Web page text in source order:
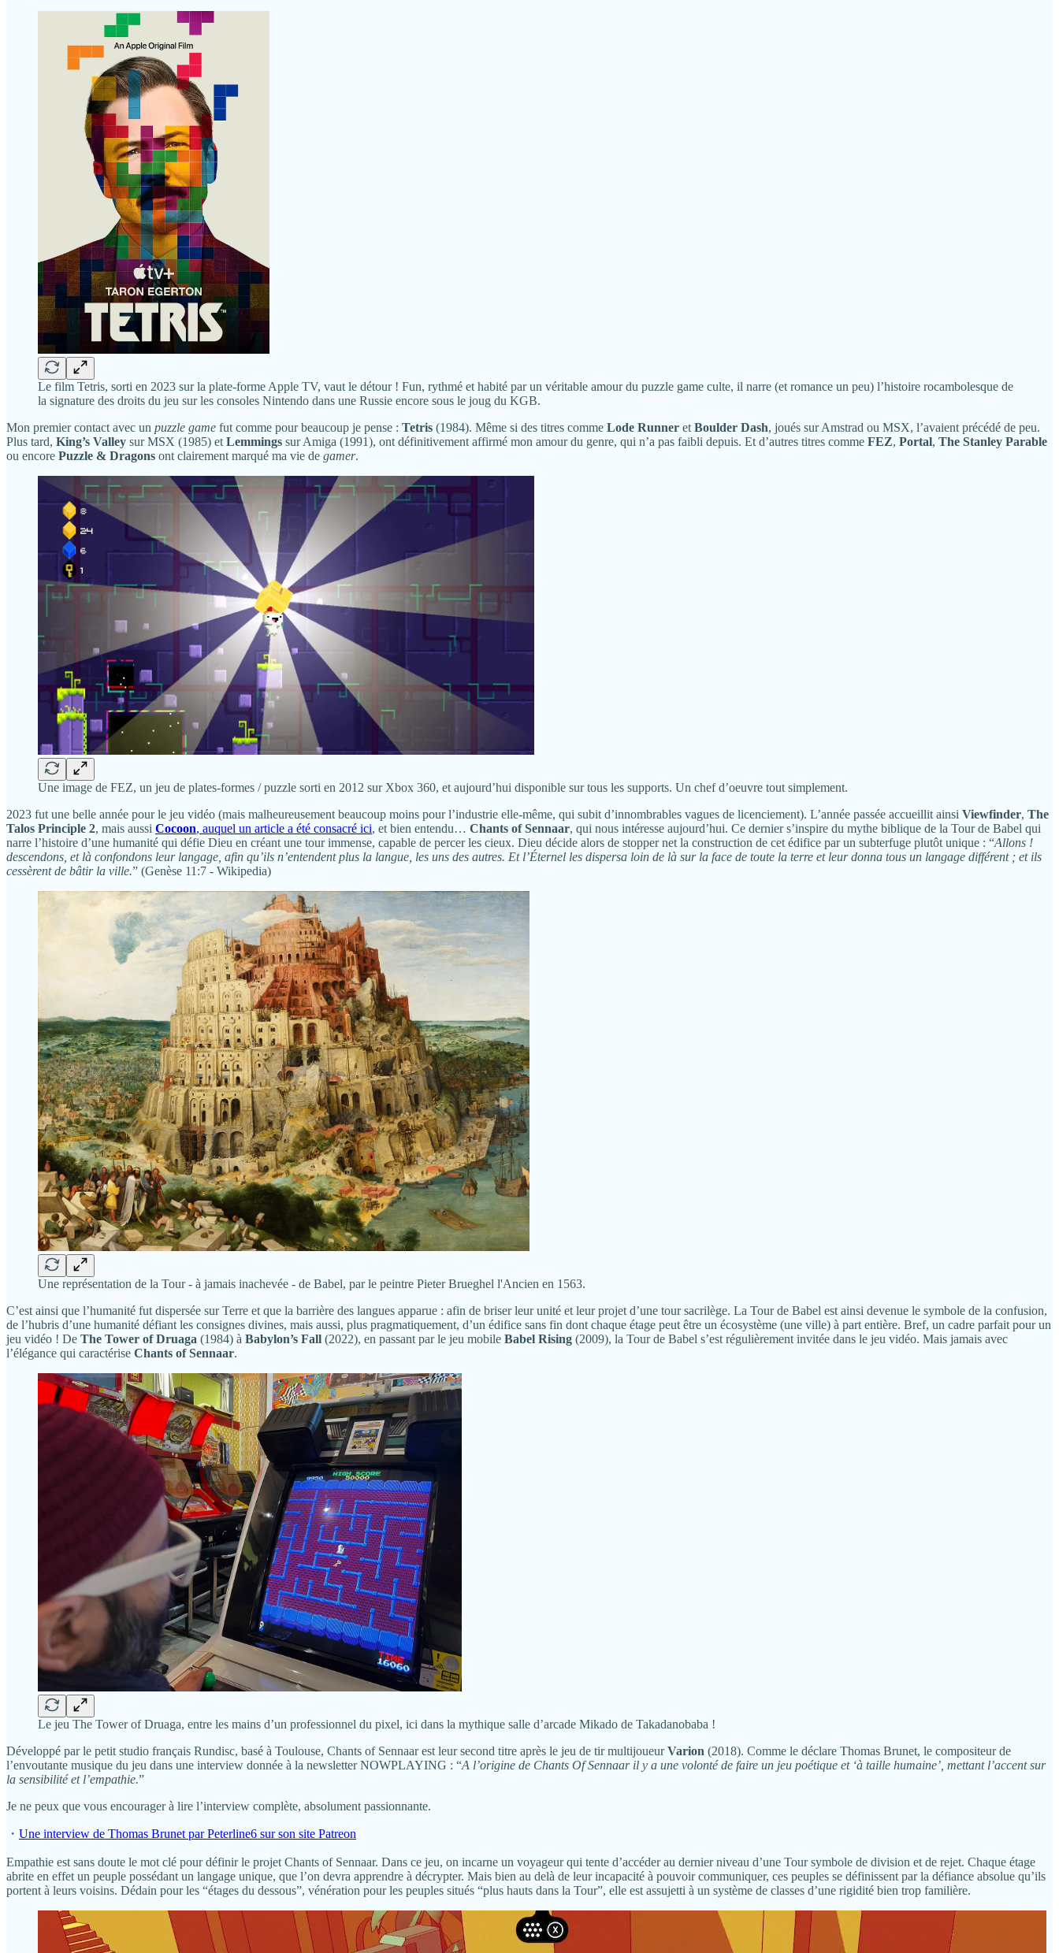
Le film Tetris, sorti en 2023 sur la plate-forme Apple TV, vaut le détour ! Fun, rythmé et habité par un véritable amour du puzzle game culte, il narre (et romance un peu) l’histoire rocambolesque de
la signature des droits du jeu sur les consoles Nintendo dans une Russie encore sous le joug du KGB.
Mon premier contact avec un puzzle game fut comme pour beaucoup je pense : Tetris (1984). Même si des titres comme Lode Runner et Boulder Dash, joués sur Amstrad ou MSX, l’avaient précédé de peu.
Plus tard, King’s Valley sur MSX (1985) et Lemmings sur Amiga (1991), ont définitivement affirmé mon amour du genre, qui n’a pas faibli depuis. Et d’autres titres comme FEZ, Portal, The Stanley Parable
ou encore Puzzle & Dragons ont clairement marqué ma vie de gamer.
Une image de FEZ, un jeu de plates-formes / puzzle sorti en 2012 sur Xbox 360, et aujourd’hui disponible sur tous les supports. Un chef d’oeuvre tout simplement.
2023 fut une belle année pour le jeu vidéo (mais malheureusement beaucoup moins pour l’industrie elle-même, qui subit d’innombrables vagues de licenciement). L’année passée accueillit ainsi Viewfinder, The
Talos Principle 2, mais aussi Cocoon, auquel un article a été consacré ici, et bien entendu… Chants of Sennaar, qui nous intéresse aujourd’hui. Ce dernier s’inspire du mythe biblique de la Tour de Babel qui
narre l’histoire d’une humanité qui défie Dieu en créant une tour immense, capable de percer les cieux. Dieu décide alors de stopper net la construction de cet édifice par un subterfuge plutôt unique : “Allons !
descendons, et là confondons leur langage, afin qu’ils n’entendent plus la langue, les uns des autres. Et l’Éternel les dispersa loin de là sur la face de toute la terre et leur donna tous un langage différent ; et ils
cessèrent de bâtir la ville.” (Genèse 11:7 - Wikipedia)
Une représentation de la Tour - à jamais inachevée - de Babel, par le peintre Pieter Brueghel l'Ancien en 1563.
C’est ainsi que l’humanité fut dispersée sur Terre et que la barrière des langues apparue : afin de briser leur unité et leur projet d’une tour sacrilège. La Tour de Babel est ainsi devenue le symbole de la confusion,
de l’hubris d’une humanité défiant les consignes divines, mais aussi, plus pragmatiquement, d’un édifice sans fin dont chaque étage peut être un écosystème (une ville) à part entière. Bref, un cadre parfait pour un
jeu vidéo ! De The Tower of Druaga (1984) à Babylon’s Fall (2022), en passant par le jeu mobile Babel Rising (2009), la Tour de Babel s’est régulièrement invitée dans le jeu vidéo. Mais jamais avec
l’élégance qui caractérise Chants of Sennaar.
Le jeu The Tower of Druaga, entre les mains d’un professionnel du pixel, ici dans la mythique salle d’arcade Mikado de Takadanobaba !
Développé par le petit studio français Rundisc, basé à Toulouse, Chants of Sennaar est leur second titre après le jeu de tir multijoueurVarion (2018). Comme le déclare Thomas Brunet, le compositeur de
l’envoutante musique du jeu dans une interview donnée à la newsletter NOWPLAYING : “A l’origine de Chants Of Sennaar il y a une volonté de faire un jeu poétique et ‘à taille humaine’, mettant l’accent sur
la sensibilité et l’empathie.”
Je ne peux que vous encourager à lire l’interview complète, absolument passionnante.
・ Une interview de Thomas Brunet par Peterline6 sur son site Patreon
Empathie est sans doute le mot clé pour définir le projet Chants of Sennaar. Dans ce jeu, on incarne un voyageur qui tente d’accéder au dernier niveau d’une Tour symbole de division et de rejet. Chaque étage
abrite en effet un peuple possédant un langage unique, que l’on devra apprendre à décrypter. Mais bien au delà de leur incapacité à pouvoir communiquer, ces peuples se définissent par la défiance absolue qu’ils
portent à leurs voisins. Dédain pour les “étages du dessous”, vénération pour les peuples situés “plus hauts dans la Tour”, elle est assujetti à un système de classes d’une rigidité bien trop familière.